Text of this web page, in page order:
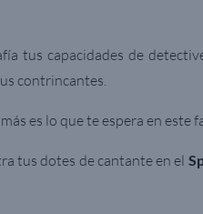
tus capacidades de
contrincantes.
es lo que te espera en este
tus dotes de cantante en el